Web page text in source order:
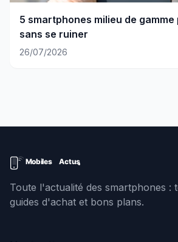
5 smartphones milieu de
sans se ruiner
26/07/2026
Toute l'actualité des smartphones :
guides d'achat et bons plans.